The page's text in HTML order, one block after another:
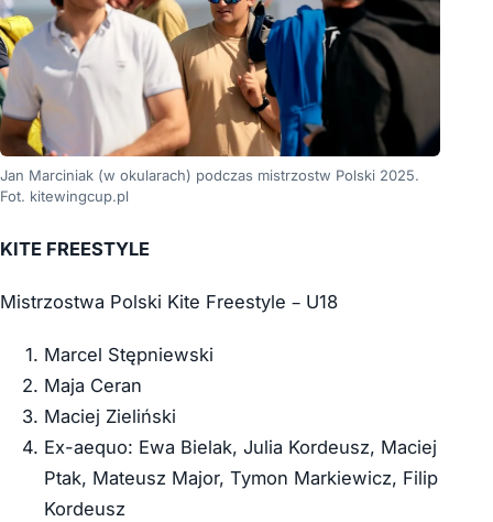
Jan Marciniak (w okularach) podczas mistrzostw Polski 2025.
Fot. kitewingcup.pl
KITE FREESTYLE
Mistrzostwa Polski Kite Freestyle – U18
Marcel Stępniewski
Maja Ceran
Maciej Zieliński
Ex-aequo: Ewa Bielak, Julia Kordeusz, Maciej
Ptak, Mateusz Major, Tymon Markiewicz, Filip
Kordeusz